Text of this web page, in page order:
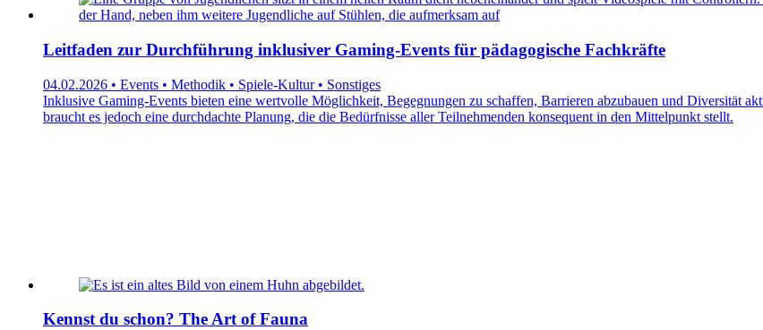
Leitfaden zur Durchführung inklusiver Gaming-Events für pädagogische Fachkräfte
04.02.2026 • Events • Methodik • Spiele-Kultur • Sonstiges
Inklusive Gaming-Events bieten eine wertvolle Möglichkeit, Begegnungen zu schaffen, Barrieren abzubauen und Diversität
braucht es jedoch eine durchdachte Planung, die die Bedürfnisse aller Teilnehmenden konsequent in den Mittelpunkt stellt.
Kennst du schon? The Art of Fauna